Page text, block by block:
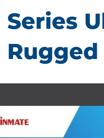
Series